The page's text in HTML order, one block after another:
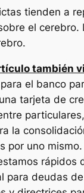
tienden a
el
también
el banco
tarjeta de
la
por uno mismo.
rápidos
para deudas